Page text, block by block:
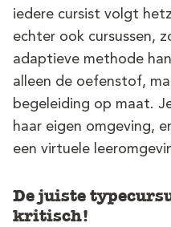
iedere cursist volgt
echter ook cursussen,
adaptieve methode
alleen de oefenstof,
begeleiding op maat.
haar eigen omgeving,
een virtuele
De juiste
kritisch!